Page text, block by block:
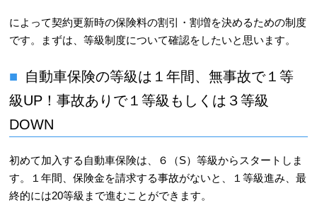
によって契約更新時の保険料の割引・割増を決めるための制度
です。まずは、等級制度について確認をしたいと思います。
自動車保険の等級は１年間、無事故で１等
級UP！事故ありで１等級もしくは３等級
DOWN
初めて加入する自動車保険は、６（S）等級からスタートしま
す。１年間、保険金を請求する事故がないと、１等級進み、最
終的には20等級まで進むことができます。